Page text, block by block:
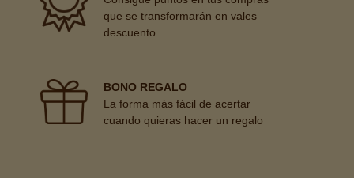
que se transformarán en vales
descuento
BONO REGALO
La forma más fácil de acertar
cuando quieras hacer un regalo